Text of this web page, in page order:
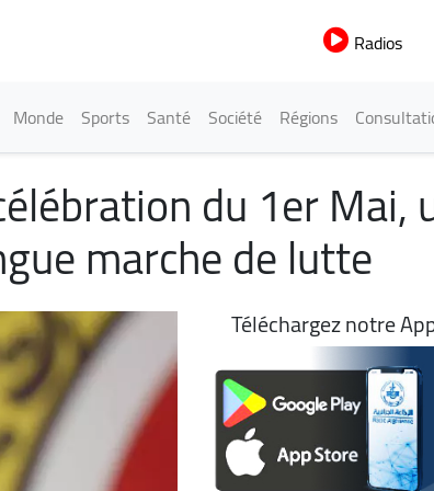
Radios
Monde Sports Santé Société Régions
du 1er Mai,
marche de lutte
Téléchargez notre